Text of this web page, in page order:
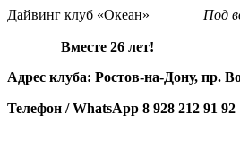
Дайвинг клуб «Океан» Под
Вместе 26 лет!
Адрес клуба: Ростов-на-Дону, пр.
Телефон / WhatsApp 8 928 212 91 92